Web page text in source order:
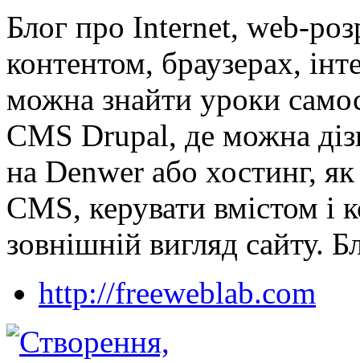
Блог про Internet, web-
контентом, браузерах,
можна знайти уроки
CMS Drupal, де можна
на Denwer або хостинг,
CMS, керувати вмістом і
зовнішній вигляд сайту.
http://freeweblab.com